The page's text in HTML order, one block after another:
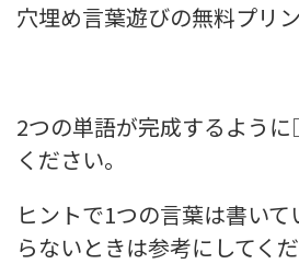
穴埋め言葉遊びの無料プリ
2つの単語が完成するよう
ください。
ヒントで1つの言葉は書い
らないときは参考にしてくだ